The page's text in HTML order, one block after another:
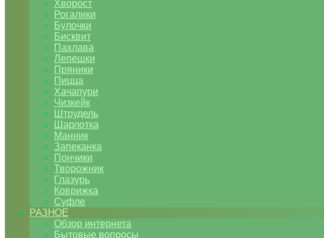
Хворост
Рогалики
Булочки
Бисквит
Пахлава
Лепешки
Пряники
Пицца
Хачапури
Чизкейк
Штрудель
Шарлотка
Манник
Запеканка
Пончики
Творожник
Глазурь
Коврижка
Суфле
РАЗНОЕ
Обзор интернета
Бытовые вопросы